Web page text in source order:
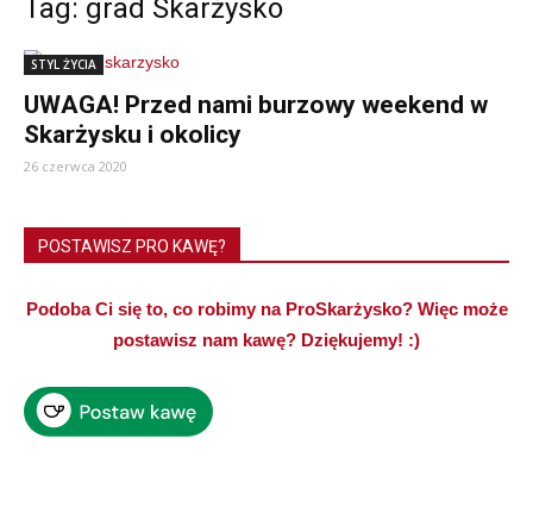
Tag: grad Skarżysko
STYL ŻYCIA
UWAGA! Przed nami burzowy weekend w
Skarżysku i okolicy
26 czerwca 2020
POSTAWISZ PRO KAWĘ?
Podoba Ci się to, co robimy na ProSkarżysko? Więc może
postawisz nam kawę? Dziękujemy! :)